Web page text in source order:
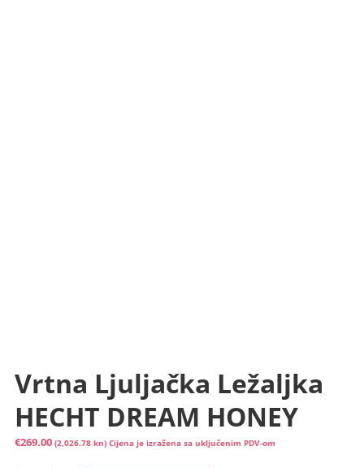
Vrtna Ljuljačka Ležaljka
HECHT DREAM HONEY
€269.00 (2,026.78 kn) Cijena je izražena sa uključenim PDV-om